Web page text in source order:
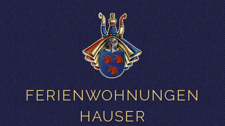
FERIENWOHNUNGEN
HAUSER